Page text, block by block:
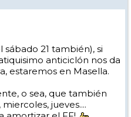
21 también), si
anticiclón nos da
estaremos en Masella.
o sea, que también
jueves....